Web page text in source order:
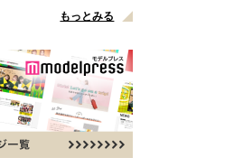
もっとみる